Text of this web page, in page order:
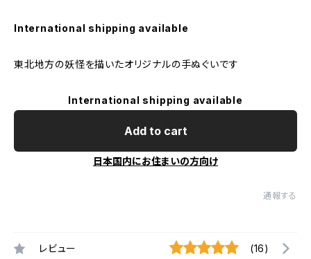
International shipping available
東北地方の妖怪を描いたオリジナルの手ぬぐいです
International shipping available
Add to cart
日本国内にお住まいの方向け
通報する
レビュー (16)